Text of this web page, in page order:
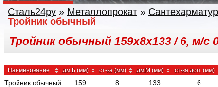
Сталь24ру » Металлопрокат »
Тройник обычный
Тройник обычный 159х8х133 / 6, м/с
Наименование дм.Б (мм) ст-ка (мм) дм.М (мм) ст-ка доп. (мм)
Тройник обычный 159 8 133 6